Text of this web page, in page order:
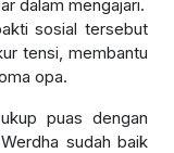
dalam mengajari.
sosial tersebut
tensi, membantu
opa.
puas dengan
sudah baik